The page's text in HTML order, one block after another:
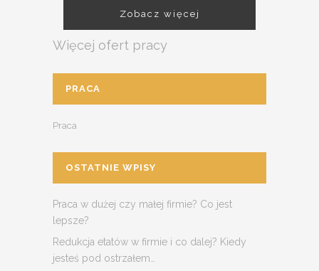
Zobacz więcej
Więcej ofert pracy
PRACA
Praca
OSTATNIE WPISY
Praca w dużej czy małej firmie? Co jest
lepsze?
Redukcja etatów w firmie i co dalej? Kiedy
jesteś pod ostrzałem…